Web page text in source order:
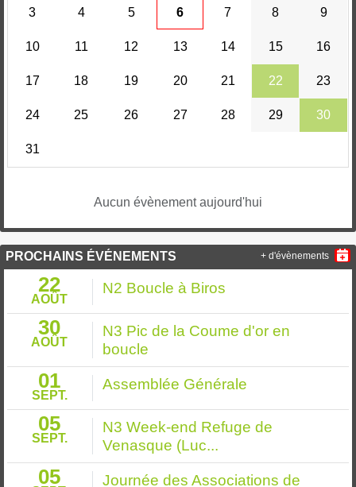
3 4 5 6 7 8 9
10 11 12 13 14 15 16
17 18 19 20 21 22 23
24 25 26 27 28 29 30
31
Aucun évènement aujourd'hui
PROCHAINS ÉVÉNEMENTS
22
AOÛT
N2 Boucle à Biros
30
AOÛT
N3 Pic de la Coume d'or en
boucle
01
SEPT.
Assemblée Générale
05
SEPT.
N3 Week-end Refuge de
Venasque (Luc...
05
Journée des Associations de
+ d'évènements